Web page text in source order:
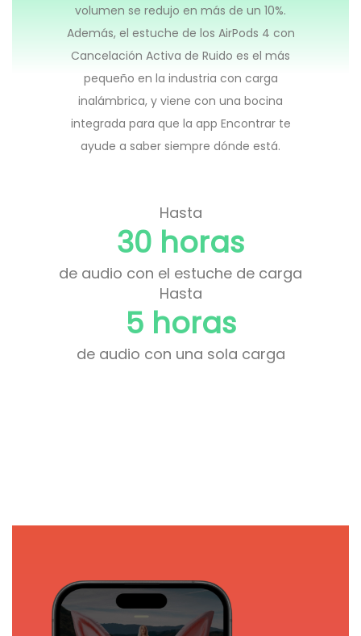
volumen se redujo en más de un 10%.
Además, el estuche de los AirPods 4 con
Cancelación Activa de Ruido es el más
pequeño en la industria con carga
inalámbrica, y viene con una bocina
integrada para que la app Encontrar te
ayude a saber siempre dónde está.
Hasta
30 horas
de audio con el estuche de carga
Hasta
5 horas
de audio con una sola carga